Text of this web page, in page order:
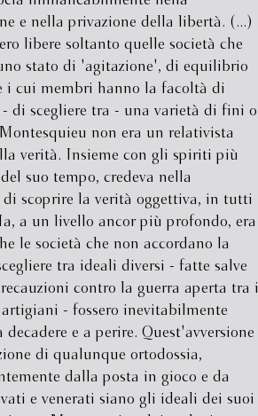
e nella privazione della libertà. (...)
libere soltanto quelle società che
stato di 'agitazione', di equilibrio
i cui membri hanno la facoltà di
- di scegliere tra - una varietà di fini o
non era un relativista
verità. Insieme con gli spiriti più
suo tempo, credeva nella
scoprire la verità oggettiva, in tutti
a un livello ancor più profondo, era
le società che non accordano la
tra ideali diversi - fatte salve
contro la guerra aperta tra i
- fossero inevitabilmente
decadere e a perire. Quest'avversione
di qualunque ortodossia,
dalla posta in gioco e da
e venerati siano gli ideali dei suoi